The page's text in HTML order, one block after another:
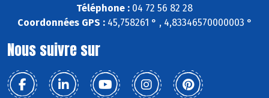
Téléphone : 04 72 56 82 28
Coordonnées GPS :45,758261 ° , 4,83346570000003 °
Nous suivre sur